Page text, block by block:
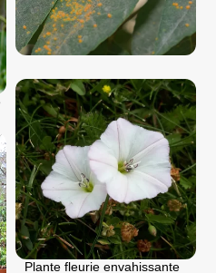
Plante fleurie envahissante